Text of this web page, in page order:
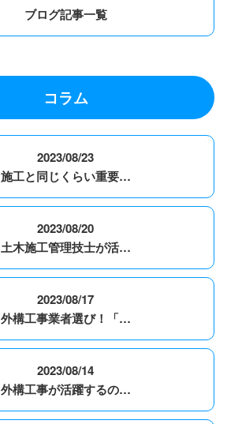
ブログ記事一覧
コラム
2023/08/23
施工と同じくらい重要…
2023/08/20
土木施工管理技士が活…
2023/08/17
外構工事業者選び！「…
2023/08/14
外構工事が活躍するの…